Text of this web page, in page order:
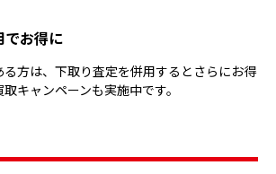
でお得に
方は、下取り査定を併用するとさらにお得
キャンペーンも実施中です。